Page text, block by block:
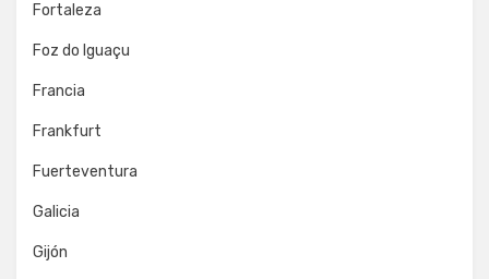
Fortaleza
Foz do Iguaçu
Francia
Frankfurt
Fuerteventura
Galicia
Gijón